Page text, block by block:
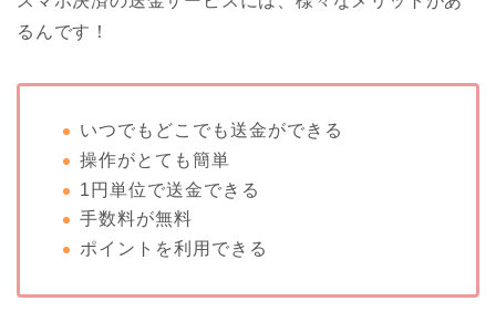
るんです！
いつでもどこでも送金ができる
操作がとても簡単
1円単位で送金できる
手数料が無料
ポイントを利用できる